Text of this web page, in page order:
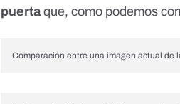
puertaque, como podemos
Comparación entre una imagen actual de